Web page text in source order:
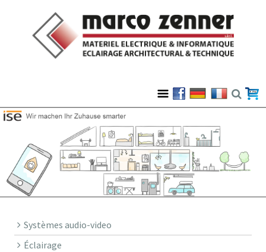
Systèmes audio-video
Éclairage